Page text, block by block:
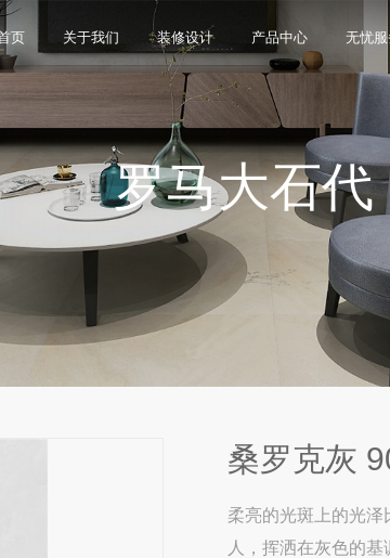
页 关于我们
公司，品牌商标注册于2000年，专注于美化建筑和
大板、岩板等品类，秉承“每个家 都值得拥有蒙娜丽
为营销服务的核心精神，使顾客在感受艺术化产品
回报，满足人们多样的生活方式需求。
装修设计
类，构建起瓷砖产品全屋定制应用体系，通过上万
和选择。
产品中心
本真”的设计主旨，甄选全球珍稀的天然原石作为设
纹理设计、多质感工艺、多规格的动态组合打破常
表达，为人们提供源源不断的美学灵感，创造无界
无忧
营销网点，打通了线上线下的营销服务渠道，为消
时，蒙娜丽莎对服务体系进行全新升级，推出“微笑
陶瓷大板岩板销售的“最后一公里”，解决消费者家装
，使顾客在感受艺术化产品的同时，享受高品质的
生活方式需求。
百家房地产企业和千万业主提供优质的产品与服
业务树立典范。罗马大石代
桑罗克灰
柔亮的光斑上的光
人，挥洒在灰色的